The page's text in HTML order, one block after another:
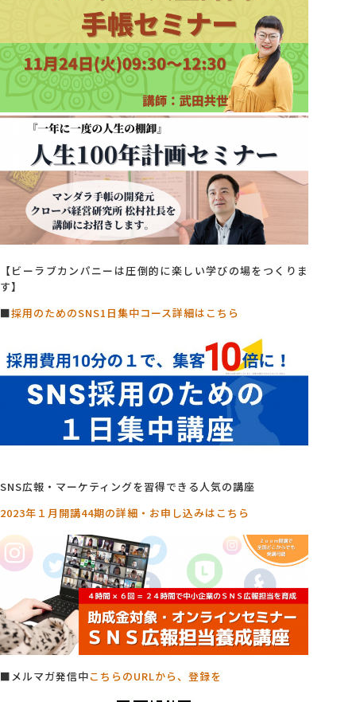
【ビーラブカンパニーは圧倒的に楽しい学びの場をつくりま
す】
■採用のためのSNS1日集中コース詳細はこちら
SNS広報・マーケティングを習得できる人気の講座
2023年１月開講44期の詳細・お申し込みはこちら
■メルマガ発信中こちらのURLから、登録を